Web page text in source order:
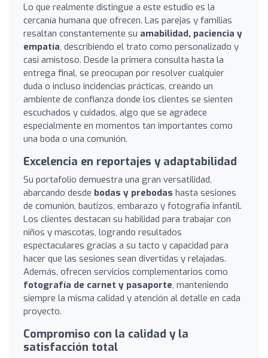
Lo que realmente distingue a este estudio es la
cercanía humana que ofrecen. Las parejas y familias
resaltan constantemente su amabilidad, paciencia y
empatía, describiendo el trato como personalizado y
casi amistoso. Desde la primera consulta hasta la
entrega final, se preocupan por resolver cualquier
duda o incluso incidencias prácticas, creando un
ambiente de confianza donde los clientes se sienten
escuchados y cuidados, algo que se agradece
especialmente en momentos tan importantes como
una boda o una comunión.
Excelencia en reportajes y adaptabilidad
Su portafolio demuestra una gran versatilidad,
abarcando desde bodas y prebodas hasta sesiones
de comunión, bautizos, embarazo y fotografía infantil.
Los clientes destacan su habilidad para trabajar con
niños y mascotas, logrando resultados
espectaculares gracias a su tacto y capacidad para
hacer que las sesiones sean divertidas y relajadas.
Además, ofrecen servicios complementarios como
fotografía de carnet y pasaporte, manteniendo
siempre la misma calidad y atención al detalle en cada
proyecto.
Compromiso con la calidad y la
satisfacción total